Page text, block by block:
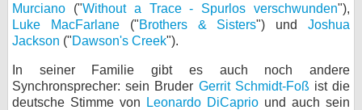
Murciano ("Without a Trace - Spurlos verschwunden"),
Luke MacFarlane("Brothers & Sisters") undJoshua
Jackson ("Dawson's Creek").
In seiner Familie gibt es auch noch andere
Synchronsprecher: sein Bruder Gerrit Schmidt-Foß ist die
deutsche Stimme von
Leonardo DiCaprio und auch sein
Kontakt
Datenschutz